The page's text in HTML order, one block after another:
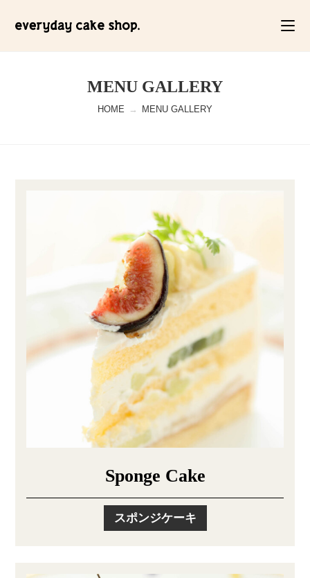
MENU GALLERY
HOME → MENU GALLERY
Sponge Cake
スポンジケーキ